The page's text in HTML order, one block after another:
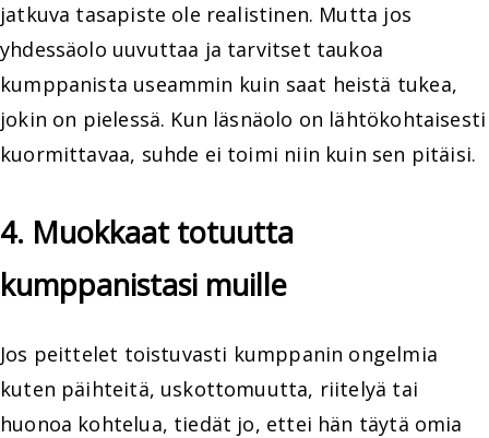
jatkuva tasapiste ole realistinen. Mutta jos
yhdessäolo uuvuttaa ja tarvitset taukoa
kumppanista useammin kuin saat heistä tukea,
jokin on pielessä. Kun läsnäolo on lähtökohtaisesti
kuormittavaa, suhde ei toimi niin kuin sen pitäisi.
4. Muokkaat totuutta
kumppanistasi muille
Jos peittelet toistuvasti kumppanin ongelmia
kuten päihteitä, uskottomuutta, riitelyä tai
huonoa kohtelua, tiedät jo, ettei hän täytä omia